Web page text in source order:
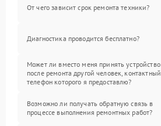
От чего зависит срок ремонта техники?
Диагностика проводится бесплатно?
Может ли вместо меня принять устройство
после ремонта другой человек, контактный
телефон которого я предоставлю?
Возможно ли получать обратную связь в
процессе выполнения ремонтных работ?